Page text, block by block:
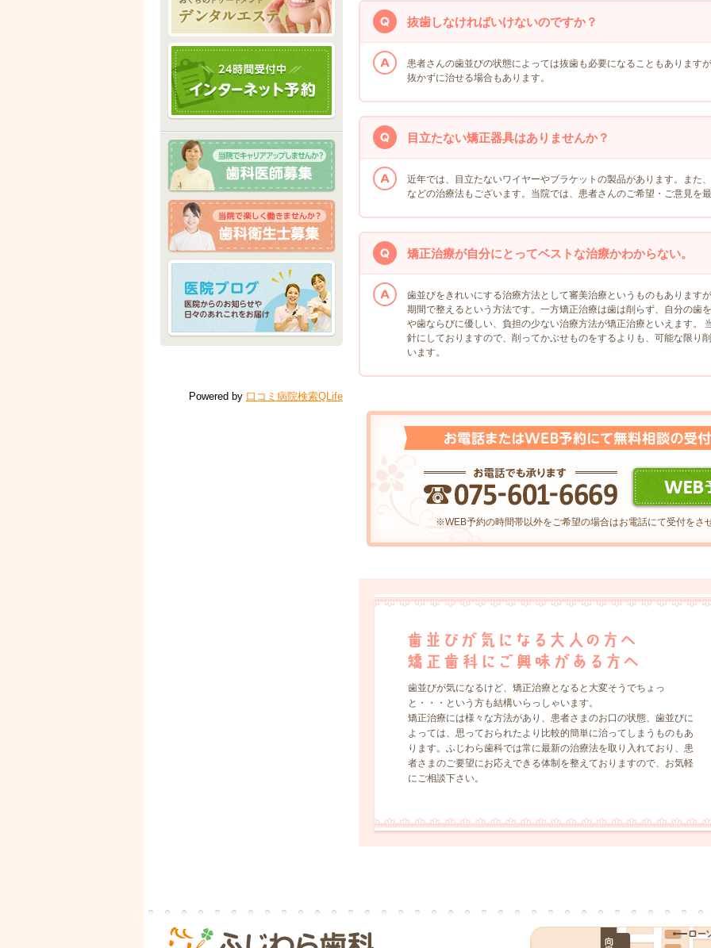
抜歯しなければいけないのですか？
患者さんの歯並びの状態によっては抜歯も必要になることもあります
抜かずに治せる場合もあります。
目立たない矯正器具はありませんか？
近年では、目立たないワイヤーやブラケットの製品があります。また
などの治療法もございます。当院では、患者さんのご希望・ご意見を
矯正治療が自分にとってベストな治療かわからない。
歯並びをきれいにする治療方法として審美治療というものもあります
期間で整えるという方法です。一方矯正治療は歯は削らず、自分の歯
や歯ならびに優しい、負担の少ない治療方法が矯正治療といえます。
針にしておりますので、削ってかぶせものをするよりも、可能な限り
います。
※WEB予約の時間帯以外をご希望の場合はお電話にて受付をさ
歯並びが気になるけど、矯正治療となると大変そうでちょっ
と・・・という方も結構いらっしゃいます。
矯正治療には様々な方法があり、患者さまのお口の状態、歯並びに
よっては、思っておられたより比較的簡単に治ってしまうものもあ
ります。ふじわら歯科では常に最新の治療法を取り入れており、患
者さまのご要望にお応えできる体制を整えておりますので、お気軽
にご相談下さい。
Powered by 口コミ病院検索QLife